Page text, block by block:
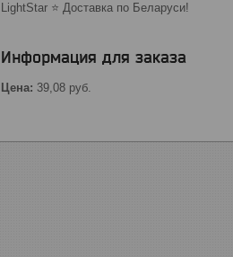
LightStar ⭐️ Доставка по Беларуси!
Информация для заказа
Цена: 39,08 руб.